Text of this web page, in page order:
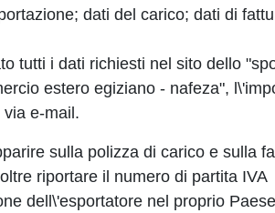
dati del carico; dati di
tutti i dati richiesti nel sito dello
estero egiziano - nafeza",
e-mail.
sulla polizza di carico e sulla
riportare il numero di partita IVA
dell\'esportatore nel proprio